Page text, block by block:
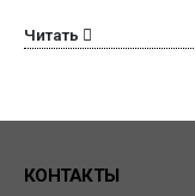
Читать
КОНТАКТЫ